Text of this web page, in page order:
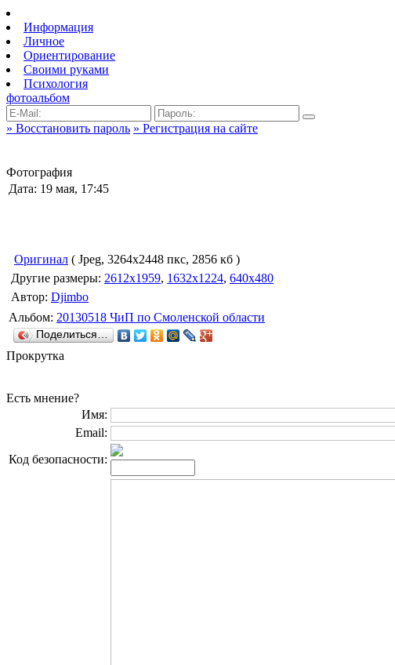
Информация
Личное
Ориентирование
Своими руками
Психология
фотоальбом
» Восстановить пароль » Регистрация на сайте
Фотография
Дата: 19 мая, 17:45
Оригинал ( Jpeg, 3264x2448 пкс, 2856 кб )
Другие размеры: 2612x1959, 1632x1224, 640x480
Автор: Djimbo
Альбом: 20130518 ЧиП по Смоленской области
Поделиться…
Прокрутка
Есть мнение?
Имя:
Email:
Код безопасности: